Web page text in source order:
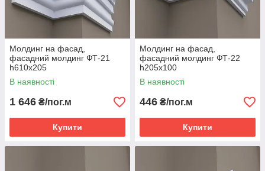
Молдинг на фасад,
фасадний молдинг ФТ-21
h610х205
В наявності
1 646 ₴/пог.м
Купити
Молдинг на фасад,
фасадний молдинг ФТ-22
h205x100
В наявності
446 ₴/пог.м
Купити